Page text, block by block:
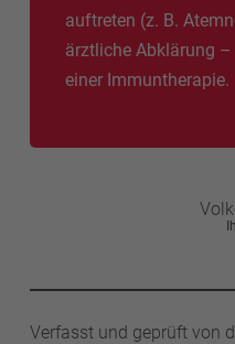
auftreten (z. B.
ärztliche Abklärung
einer Immuntherapie.
Verfasst und geprüft von